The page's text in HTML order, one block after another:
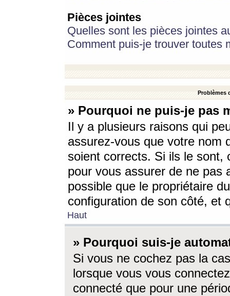
Pièces jointes
Quelles sont les pièces jointes
Comment puis-je trouver toutes
Problèmes
» Pourquoi ne puis-je pas
Il y a plusieurs raisons qui
assurez-vous que votre nom
soient corrects. Si ils le sont,
pour vous assurer de ne pas
possible que le propriétaire
configuration de son côté, et
Haut
» Pourquoi suis-je
Si vous ne cochez pas la
lorsque vous vous
connecté que pour une